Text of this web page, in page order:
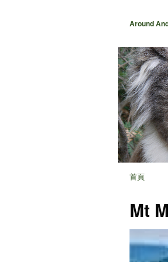
Around
首頁
Mt